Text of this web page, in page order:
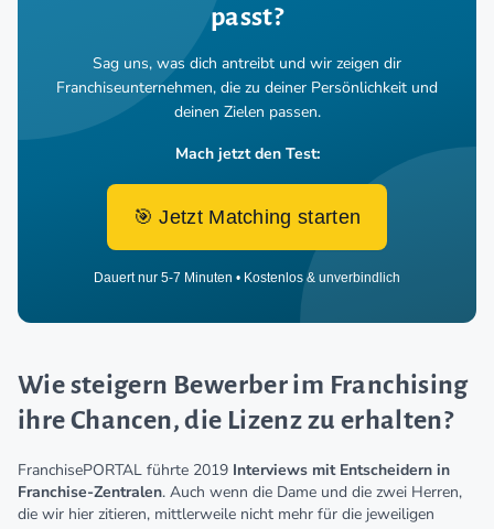
passt?
Sag uns, was dich antreibt und wir zeigen dir
Franchiseunternehmen, die zu deiner Persönlichkeit und
deinen Zielen passen.
Mach jetzt den Test:
🎯 Jetzt Matching starten
Dauert nur 5-7 Minuten • Kostenlos & unverbindlich
Wie steigern Bewerber im Franchising
ihre Chancen, die Lizenz zu erhalten?
FranchisePORTAL führte 2019 Interviews mit Entscheidern in
Franchise-Zentralen. Auch wenn die Dame und die zwei Herren,
die wir hier zitieren, mittlerweile nicht mehr für die jeweiligen